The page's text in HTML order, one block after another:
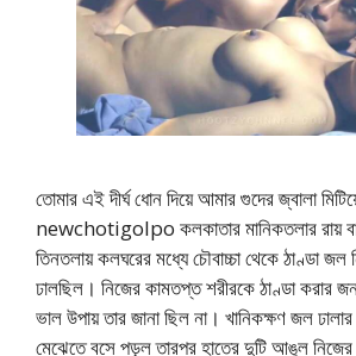
তোমার এই দীর্ঘ ধোন দিয়ে আমার গুদের জ্বালা
newchotigolpo কলকাতার মানিকতলার রায়
তিনতলায় কলঘরের মধ্যে চৌবাচ্চা থেকে ঠাণ্ডা
ঢালছিল। নিজের কামতপ্ত শরীরকে ঠাণ্ডা করার
ভাল উপায় তার জানা ছিল না। খানিকক্ষণ জল
মেঝেতে বসে পড়ল তারপর হাতের দুটি আঙুল